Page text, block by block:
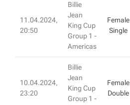
11.04.2024,
20:50
Billie
Jean
King Cup
Group 1 -
Americas
Female
Single
10.04.2024,
23:20
Billie
Jean
King Cup
Group 1 -
Female
Double